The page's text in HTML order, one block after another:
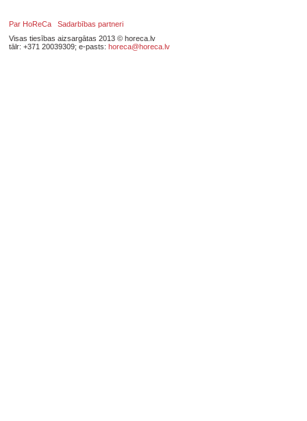
Par HoReCa
Sadarbības partneri
Visas tiesības aizsargātas 2013 © horeca.lv
tālr: +371 20039309; e-pasts: horeca@horeca.lv